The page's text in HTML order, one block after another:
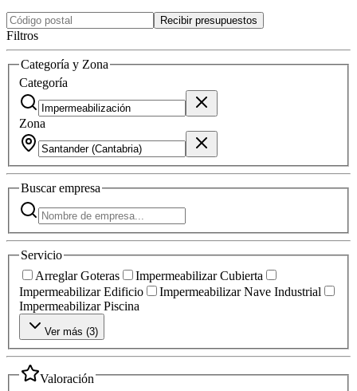
Recibir presupuestos
Filtros
Categoría y Zona
Categoría
Zona
Buscarempresa
Servicio
Arreglar Goteras
Impermeabilizar Cubierta
Impermeabilizar Edificio
Impermeabilizar Nave Industrial
Impermeabilizar Piscina
Ver más (3)
Valoración